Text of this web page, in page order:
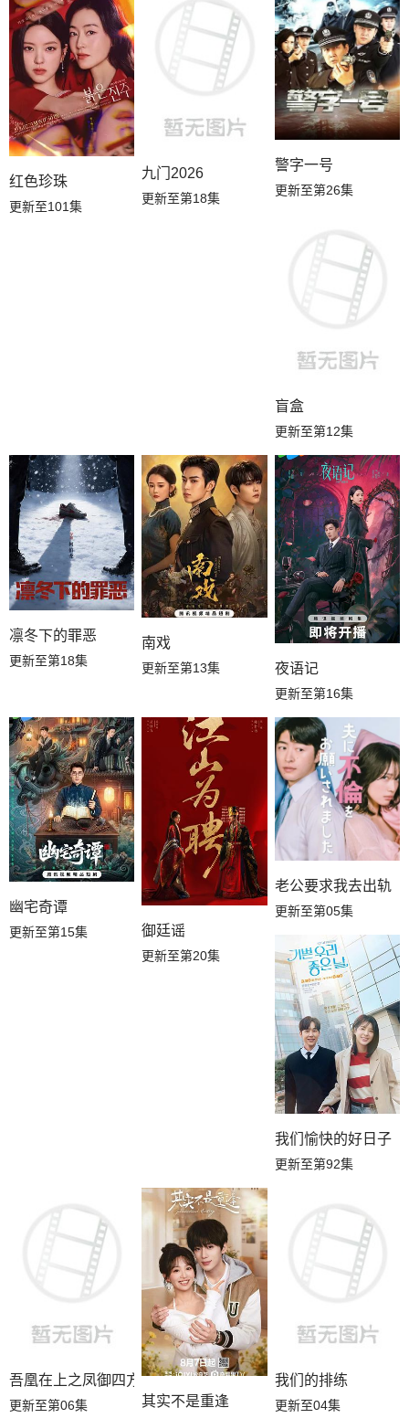
红色珍珠
更新至101集
九门2026
更新至第18集
警字一号
更新至第26集
盲盒
更新至第12集
凛冬下的罪恶
更新至第18集
南戏
更新至第13集 夜语记
更新至第16集
幽宅奇谭
更新至第15集 御廷谣
更新至第20集
老公要求我去出轨
更新至第05集
我们愉快的好日子
更新至第92集
吾凰在上之凤御四方
更新至第06集 其实不是重逢
我们的排练
更新至04集